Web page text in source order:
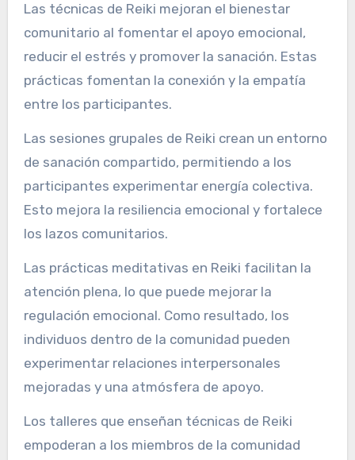
Las técnicas de Reiki mejoran el bienestar
comunitario al fomentar el apoyo emocional,
reducir el estrés y promover la sanación. Estas
prácticas fomentan la conexión y la empatía
entre los participantes.
Las sesiones grupales de Reiki crean un entorno
de sanación compartido, permitiendo a los
participantes experimentar energía colectiva.
Esto mejora la resiliencia emocional y fortalece
los lazos comunitarios.
Las prácticas meditativas en Reiki facilitan la
atención plena, lo que puede mejorar la
regulación emocional. Como resultado, los
individuos dentro de la comunidad pueden
experimentar relaciones interpersonales
mejoradas y una atmósfera de apoyo.
Los talleres que enseñan técnicas de Reiki
empoderan a los miembros de la comunidad